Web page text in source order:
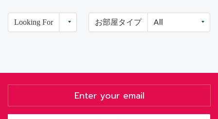
Looking For お部屋タイプ